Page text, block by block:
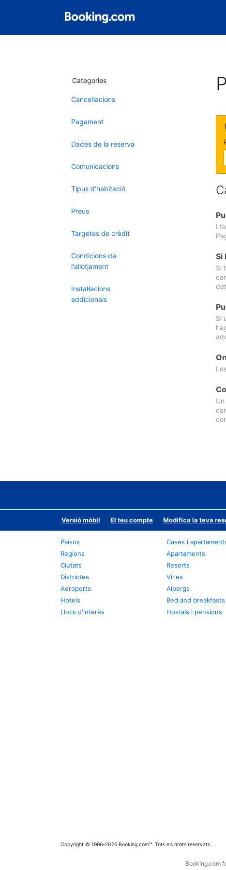
Categories
Cancel·lacions
Pagament
Dades de la reserva
Comunicacions
Tipus d’habitació
Preus
Targetes de crèdit
Condicions de
l'allotjament
Instal·lacions
addicionals
I
Si
Si
Si
Versió mòbil El teu compte Modifica la teva
Països
Regions
Ciutats
Districtes
Aeroports
Hotels
Llocs d'interès
Cases i
Apartaments
Resorts
Vil·les
Albergs
Bed and breakfasts
Hostals i pensions
Copyright © 1996–2026 Booking.com™. Tots els drets reservats.
Booking.com